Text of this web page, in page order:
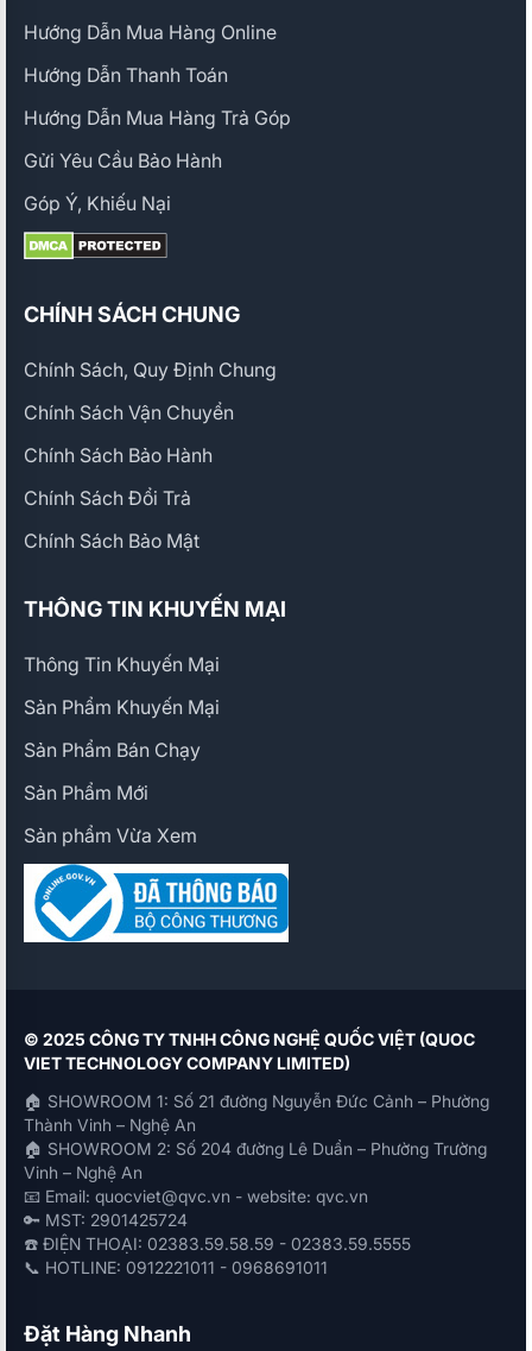
Hướng Dẫn Mua Hàng Online
Hướng Dẫn Thanh Toán
Hướng Dẫn Mua Hàng Trả Góp
Gửi Yêu Cầu Bảo Hành
Góp Ý, Khiếu Nại
CHÍNH SÁCH CHUNG
Chính Sách, Quy Định Chung
Chính Sách Vận Chuyển
Chính Sách Bảo Hành
Chính Sách Đổi Trả
Chính Sách Bảo Mật
THÔNG TIN KHUYẾN MẠI
Thông Tin Khuyến Mại
Sản Phẩm Khuyến Mại
Sản Phẩm Bán Chạy
Sản Phẩm Mới
Sản phẩm Vừa Xem
© 2025 CÔNG TY TNHH CÔNG NGHỆ QUỐC VIỆT (QUOC
VIET TECHNOLOGY COMPANY LIMITED)
🏠 SHOWROOM 1: Số 21 đường Nguyễn Đức Cảnh – Phường
Thành Vinh – Nghệ An
🏠 SHOWROOM 2: Số 204 đường Lê Duẩn – Phường Trường
Vinh – Nghệ An
📧 Email: quocviet@qvc.vn - website: qvc.vn
🔑 MST: 2901425724
☎️ ĐIỆN THOẠI: 02383.59.58.59 - 02383.59.5555
📞 HOTLINE: 0912221011 - 0968691011
Đặt Hàng Nhanh